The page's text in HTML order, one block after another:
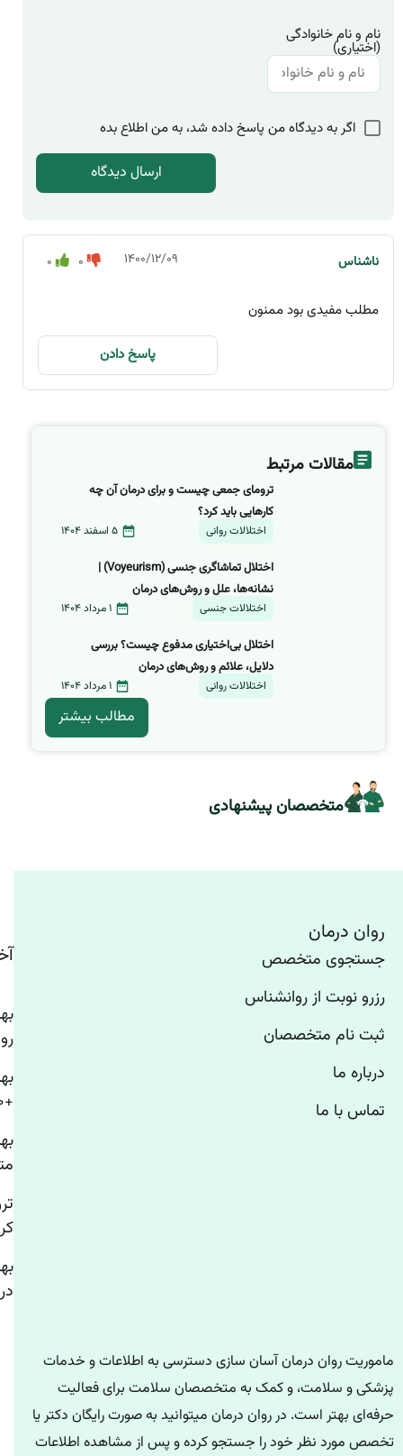
۱۴۰۰/۱۲/۰۹ ناشناس 0 0
مطلب مفیدی بود ممنون
پاسخ دادن
نام و نام خانوادگی
(اختیاری)
اگر به دیدگاه من پاسخ داده شد، به من اطلاع بده
مقالات مرتبط
ترومای جمعی چیست و برای درمان آن چه
کارهایی باید کرد؟
اختلالات روانی 5 اسفند 1404
اختلال تماشاگری جنسی (Voyeurism) |
نشانه‌ها، علل و روش‌های درمان
اختلالات جنسی 1 مرداد 1404
اختلال بی‌اختیاری مدفوع چیست؟ بررسی
دلایل، علائم و روش‌های درمان
اختلالات روانی 1 مرداد 1404
مطالب بیشتر
متخصصان پیشنهادی
روان درمان
جستجوی متخصص
رزرو نوبت از روانشناس
ثبت نام متخصصان
درباره ما
تماس با ما
+۱۰ روانشناس استرس تهران
ماموریت روان درمان آسان سازی دسترسی به اطلاعات و خدمات
پزشکی و سلامت، و کمک به متخصصان سلامت برای فعالیت
حرفه‌ای بهتر است. در روان درمان میتوانید به صورت رایگان دکتر یا
تخصص مورد نظر خود را جستجو کرده و پس از مشاهده اطلاعات